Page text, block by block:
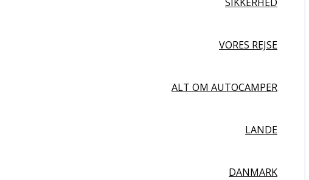
VORES REJSE
ALT OM AUTOCAMPER
LANDE
DANMARK